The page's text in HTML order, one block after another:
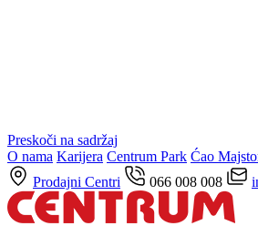
Preskoči na sadržaj
O nama Karijera Centrum Park Ćao
Prodajni Centri
066 008 008